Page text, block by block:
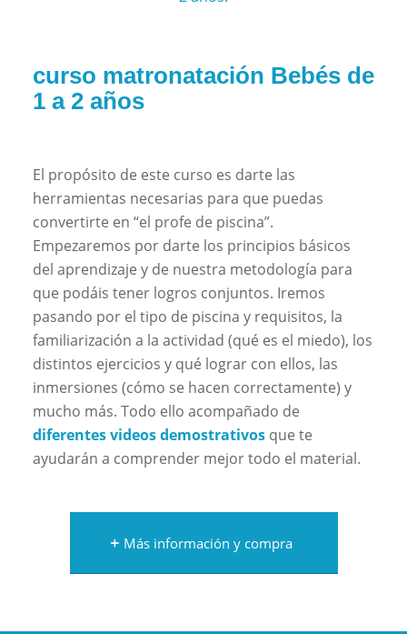
curso matronatación Bebés de
1 a 2 años
El propósito de este curso es darte las
herramientas necesarias para que puedas
convertirte en “el profe de piscina”.
Empezaremos por darte los principios básicos
del aprendizaje y de nuestra metodología para
que podáis tener logros conjuntos. Iremos
pasando por el tipo de piscina y requisitos, la
familiarización a la actividad (qué es el miedo), los
distintos ejercicios y qué lograr con ellos, las
inmersiones (cómo se hacen correctamente) y
mucho más. Todo ello acompañado de
diferentes videos demostrativosque te
ayudarán a comprender mejor todo el material.
Más información y compra